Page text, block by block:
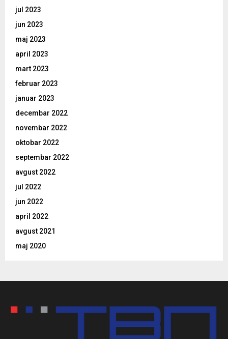
jul 2023
jun 2023
maj 2023
april 2023
mart 2023
februar 2023
januar 2023
decembar 2022
novembar 2022
oktobar 2022
septembar 2022
avgust 2022
jul 2022
jun 2022
april 2022
avgust 2021
maj 2020